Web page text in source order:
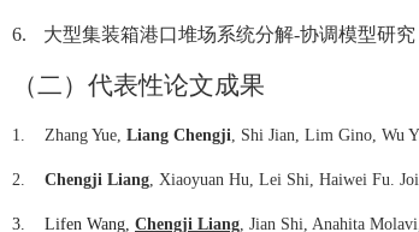
6. 大型集装箱港口堆场系统分解-协调模型研究
（二） 代表性论文成果
1. Zhang Yue, Liang Chengji , Shi Jian, Lim Gino, Wu
2. Chengji Liang , Xiaoyuan Hu, Lei Shi, Haiwei Fu.
3. Lifen Wang, Chengji Liang , Jian Shi, Anahita